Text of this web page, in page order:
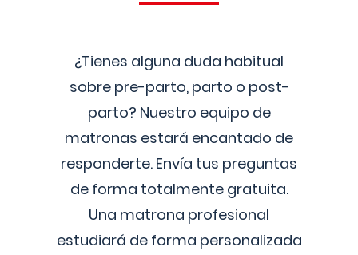
¿Tienes alguna duda habitual
sobre pre-parto, parto o post-
parto? Nuestro equipo de
matronas estará encantado de
responderte. Envía tus preguntas
de forma totalmente gratuita.
Una matrona profesional
estudiará de forma personalizada